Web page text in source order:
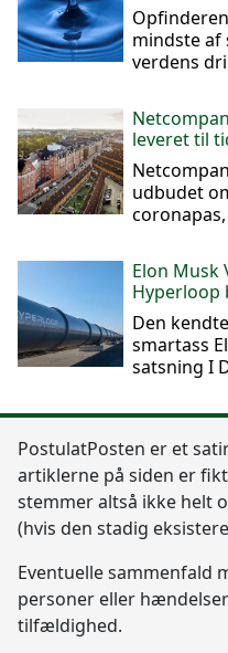
mindste
verdens
leveret til
udbudet
Elon Musk
Hyperloop
Den
smartass
satsning I
PostulatPosten er et
artiklerne på siden er
stemmer altså ikke helt
(hvis den stadig
Eventuelle sammenfald
personer eller
tilfældighed.